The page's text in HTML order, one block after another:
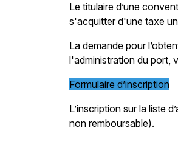
Le titulaire d’une
s'acquitter d'une taxe
La demande pour
l'administration du port,
Formulaire d’inscription
L’inscription sur la liste
non remboursable).